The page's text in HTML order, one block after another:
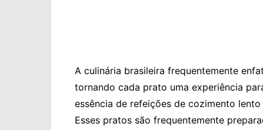
A culinária brasileira frequentemente
tornando cada prato uma experiência
essência de refeições de cozimento
Esses pratos são frequentemente